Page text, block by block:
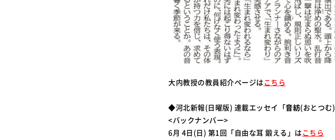
大内教授の教員紹介ページは こちら
◆河北新報(日曜版) 連載エッセイ「音紡(おとつむ)
<バックナンバー>
6月 4日(日) 第1回「自由な耳 鍛える」は こちら